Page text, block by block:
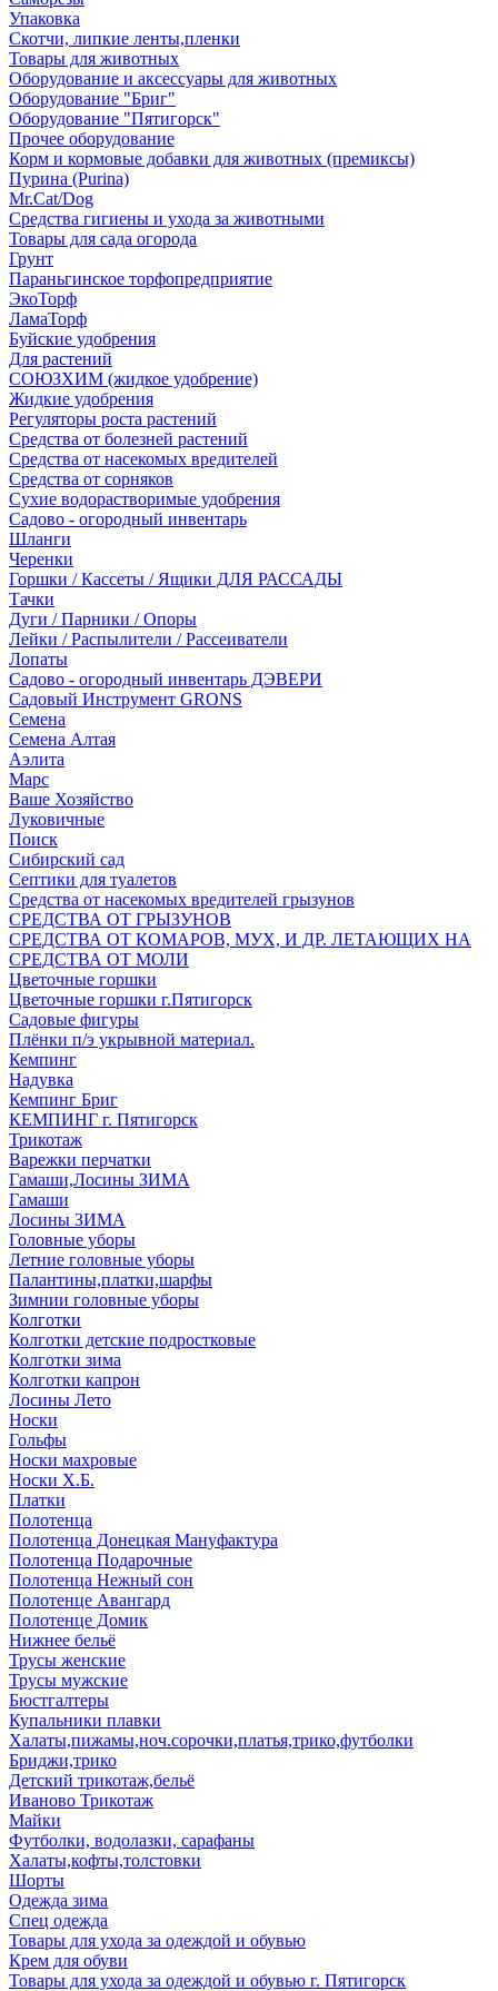
Упаковка
Скотчи, липкие ленты,пленки
Товары для животных
Оборудование и аксессуары для животных
Оборудование "Бриг"
Оборудование "Пятигорск"
Прочее оборудование
Корм и кормовые добавки для животных (премиксы)
Пурина (Purina)
Mr.Cat/Dog
Средства гигиены и ухода за животными
Товары для сада огорода
Грунт
Параньгинское торфопредприятие
ЭкоТорф
ЛамаТорф
Буйские удобрения
Для растений
СОЮЗХИМ (жидкое удобрение)
Жидкие удобрения
Регуляторы роста растений
Средства от болезней растений
Средства от насекомых вредителей
Средства от сорняков
Сухие водорастворимые удобрения
Садово - огородный инвентарь
Шланги
Черенки
Горшки / Кассеты / Ящики ДЛЯ РАССАДЫ
Тачки
Дуги / Парники / Опоры
Лейки / Распылители / Рассеиватели
Лопаты
Садово - огородный инвентарь ДЭВЕРИ
Садовый Инструмент GRONS
Семена
Семена Алтая
Аэлита
Марс
Ваше Хозяйство
Луковичные
Поиск
Сибирский сад
Септики для туалетов
Средства от насекомых вредителей грызунов
СPEДСТВА ОТ ГРЫЗУНОВ
СРЕДСТВА ОТ КОМАРОВ, МУХ, И ДР. ЛЕТАЮЩИХ НА
СРЕДСТВА ОТ МОЛИ
Цветочные горшки
Цветочные горшки г.Пятигорск
Садовые фигуры
Плёнки п/э укрывной материал.
Кемпинг
Надувка
Кемпинг Бриг
КЕМПИНГ г. Пятигорск
Трикотаж
Варежки перчатки
Гамаши,Лосины ЗИМА
Гамаши
Лосины ЗИМА
Головные уборы
Летние головные уборы
Палантины,платки,шарфы
Зимнии головные уборы
Колготки
Колготки детские подростковые
Колготки зима
Колготки капрон
Лосины Лето
Носки
Гольфы
Носки махровые
Носки Х.Б.
Платки
Полотенца
Полотенца Донецкая Мануфактура
Полотенца Подарочные
Полотенца Нежный сон
Полотенце Авангард
Полотенце Домик
Нижнее бельё
Трусы женские
Трусы мужские
Бюстгалтеры
Купальники плавки
Халаты,пижамы,ноч.сорочки,платья,трико,футболки
Бриджи,трико
Детский трикотаж,бельё
Иваново Трикотаж
Майки
Футболки, водолазки, сарафаны
Халаты,кофты,толстовки
Шорты
Одежда зима
Спец одежда
Товары для ухода за одеждой и обувью
Крем для обуви
Товары для ухода за одеждой и обувью г. Пятигорск